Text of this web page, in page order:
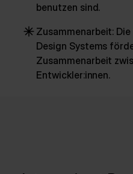
benutzen sind.
Zusammenarbeit:
Design Systems
Zusammenarbeit
Entwickler:innen.